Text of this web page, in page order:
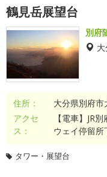
鶴見岳展望台
別府
住所：
大分県別府
アクセ
ス：
【電車】JR
ウェイ停留所
タワー・展望台